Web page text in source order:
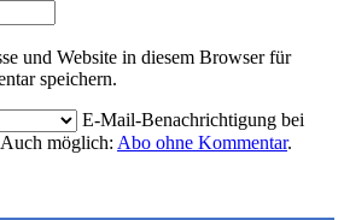
und Website in diesem Browser für
speichern.
E-Mail-Benachrichtigung bei
möglich: Abo ohne Kommentar.